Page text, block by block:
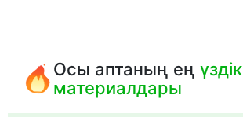
Осы аптаның еңүздік
материалдары